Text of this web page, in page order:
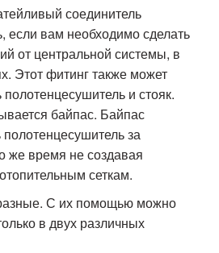
соединитель
вам необходимо сделать
от центральной системы, в
Этот фитинг также может
и стояк.
байпас. Байпас
полотенцесушитель за
же время не создавая
сеткам.
С их помощью можно
в двух различных